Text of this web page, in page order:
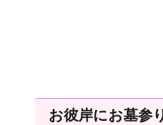
お彼岸にお墓参